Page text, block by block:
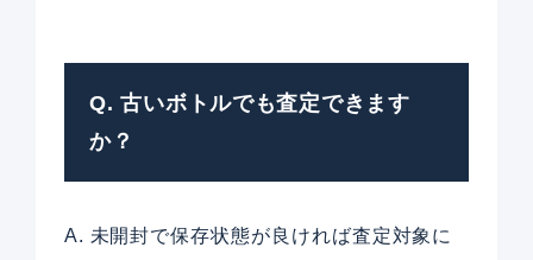
Q. 古いボトルでも査定できます
か？
A. 未開封で保存状態が良ければ査定対象に